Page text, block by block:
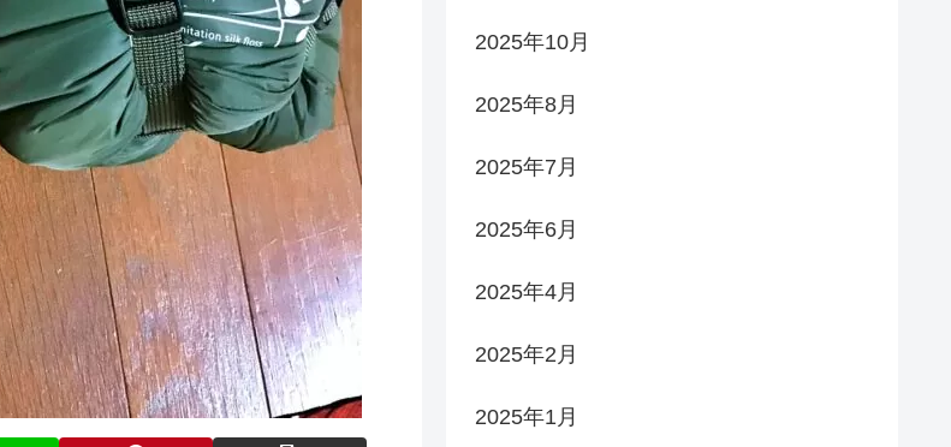
2025年10月
2025年8月
2025年7月
2025年6月
2025年4月
2025年2月
2025年1月